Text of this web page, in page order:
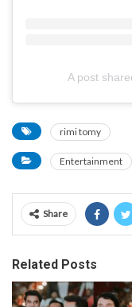
A post
rimi tomy
Entertainment
Share
Related Posts